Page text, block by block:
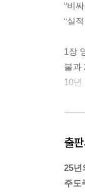
“비
“실
1장
불과
10년
이
새로
2장
출
25년
주도